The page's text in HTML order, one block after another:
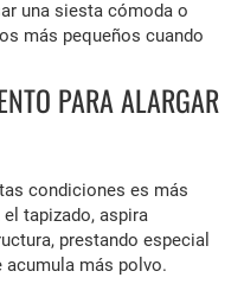
una siesta cómoda o
más pequeños cuando
PARA ALARGAR
condiciones es más
tapizado, aspira
prestando especial
más polvo.